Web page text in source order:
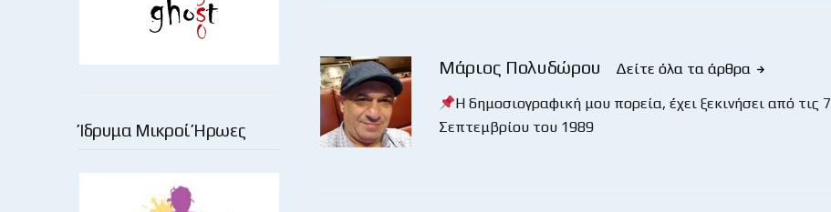
Ίδρυμα Μικροί Ήρωες
Μάριος Πολυδώρου
Δείτε όλα τα άρθρα
Η δημοσιογραφική μου πορεία, έχει ξεκινήσει από τις 7
Σεπτεμβρίου του 1989